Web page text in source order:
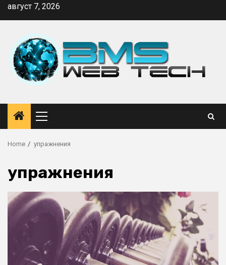
Skipавгуст 7, 2026
Primary
Menu
Home упражнения
упражнения